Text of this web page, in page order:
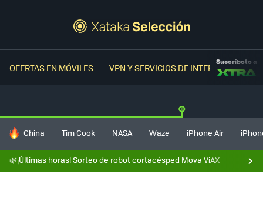
OFERTAS EN MÓVILES VPN Y SERVICIOS DE INTERNETSuscríbete a
HOY SE HABLA DE
China Tim Cook NASA Waze iPhone Air
🌿¡Últimas horas! Sorteo de robot cortacésped Mova ViAX